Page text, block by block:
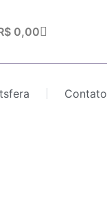
0,00Carrinho
Contato